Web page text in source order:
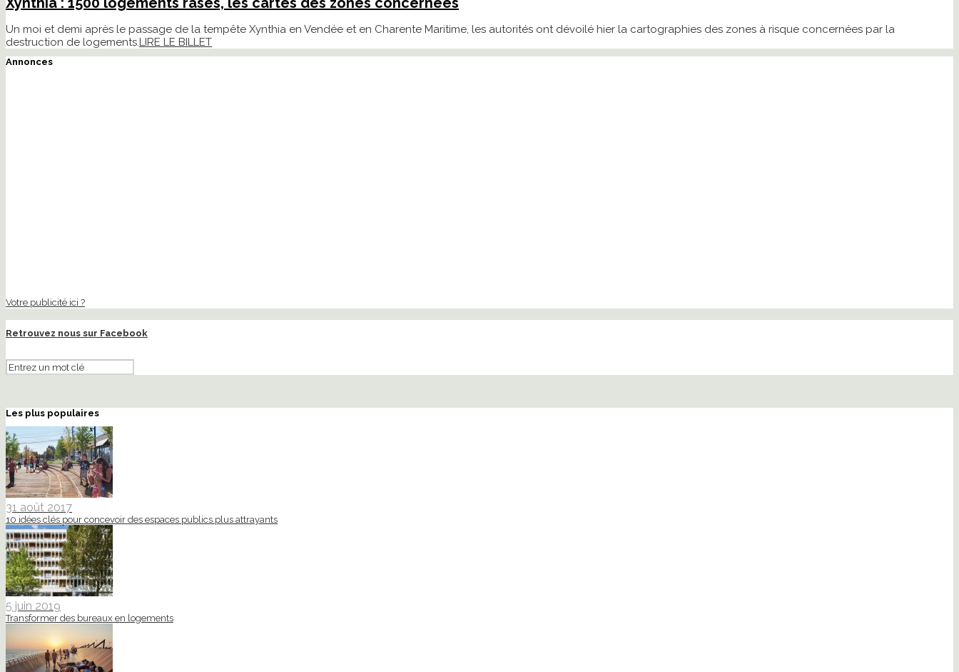
Un moi et demi après le passage de la tempête Xynthia en Vendée et en Charente Maritime, les autorités ont dévoilé hier la cartographies des zones à risque concernées par la
destruction de logements.LIRE LE BILLET
Annonces
Votre publicité ici ?
Retrouvez nous sur Facebook
Les plus populaires
31 août 2017
10 idées clés pour concevoir des espaces publics plus attrayants
5 juin 2019
Transformer des bureaux en logements